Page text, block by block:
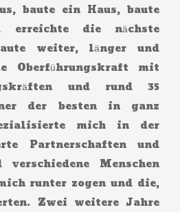
baute ein Haus, baute
erreichte die nächste
weiter, länger und
Oberführungskraft mit
und rund 35
der besten in ganz
mich in der
Partnerschaften und
Menschen
runter zogen und die,
Zwei weitere Jahre